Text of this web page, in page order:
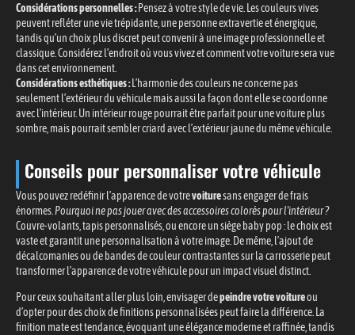
Considérations personnelles :Pensez à votre style de vie. Les couleurs vives
peuvent refléter une vie trépidante, une personne extravertie et énergique,
tandis qu’un choix plus discret peut convenir à une image professionnelle et
classique. Considérez l’endroit où vous vivez et comment votre voiture sera vue
dans cet environnement.
Considérations esthétiques :L’harmonie des couleurs ne concerne pas
seulement l’extérieur du véhicule mais aussi la façon dont elle se coordonne
avec l’intérieur. Un intérieur rouge pourrait être parfait pour une voiture plus
sombre, mais pourrait sembler criard avec l’extérieur jaune du même véhicule.
Conseils pour personnaliser votre véhicule
Vous pouvez redéfinir l’apparence de votrevoituresans engager de frais
énormes. Pourquoi ne pas jouer avec des accessoires colorés pour l’intérieur ?
Couvre-volants, tapis personnalisés, ou encore un siège baby pop : le choix est
vaste et garantit une personnalisation à votre image. De même, l’ajout de
décalcomanies ou de bandes de couleur contrastantes sur la carrosserie peut
transformer l’apparence de votre véhicule pour un impact visuel distinct.
Pour ceux souhaitant aller plus loin, envisager depeindre votre voitureou
d’opter pour des choix de finitions personnalisées peut faire la différence. La
finition mate est tendance, évoquant une élégance moderne et raffinée, tandis